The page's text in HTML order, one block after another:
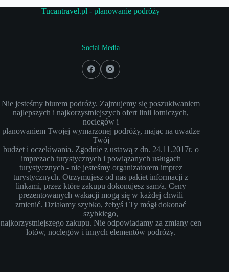
Tucantravel.pl - planowanie podróży
Social Media
Nie jesteśmy biurem podróży. Zajmujemy się poszukiwaniem
najlepszych i najkorzystniejszych ofert linii lotniczych,
noclegów i
planowaniem Twojej wymarzonej podróży, mając na uwadze
Twój
budżet i oczekiwania. Zgodnie z ustawą z dn. 24.11.2017r. o
imprezach turystycznych i powiązanych usługach
turystycznych - nie jesteśmy organizatorem imprez
turystycznych. Otrzymujesz od nas pakiet informacji z
linkami, przez które zakupu dokonujesz sam/a. Ceny
prezentowanych wakacji mogą się w każdej chwili
zmienić. Działamy szybko, żebyś i Ty mógł dokonać
szybkiego,
najkorzystniejszego zakupu. Nie odpowiadamy za zmiany cen
lotów, noclegów i innych elementów podróży.